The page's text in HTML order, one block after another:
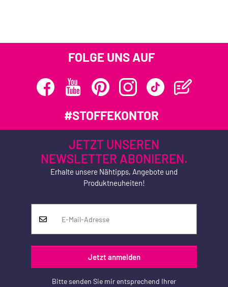
FOLGE UNS AUF
#STOFFEKONTOR
JETZT UNSEREN
NEWSLETTER ABONIEREN.
Erhalte unsere Nähtipps, Angebote und
Produktneuheiten!
Jetzt anmelden
Bitte senden Sie mir entsprechend Ihrer